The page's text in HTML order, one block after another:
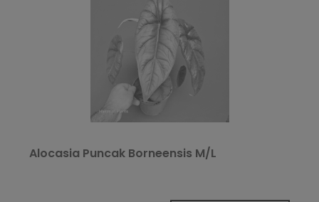
Alocasia Puncak Borneensis M/L